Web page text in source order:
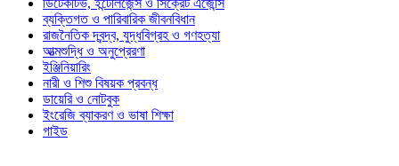
ব্যক্তিগত ও পারিবারিক জীবনবিধান
রাজনৈতিক দ্বন্দ্ব, যুদ্ধবিগ্রহ ও গণহত্যা
আত্মশুদ্ধি ও অনুপ্রেরণা
ইঞ্জিনিয়ারিং
নারী ও শিশু বিষয়ক প্রবন্ধ
ডায়েরি ও নোটবুক
ইংরেজি ব্যাকরণ ও ভাষা শিক্ষা
গাইড